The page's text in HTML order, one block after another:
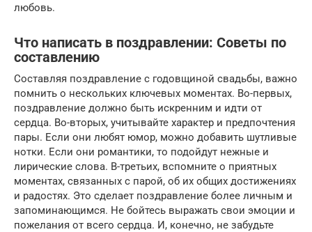
любовь.
Что написать в поздравлении: Советы по
составлению
Составляя поздравление с годовщиной свадьбы, важно
помнить о нескольких ключевых моментах. Во-первых,
поздравление должно быть искренним и идти от
сердца. Во-вторых, учитывайте характер и предпочтения
пары. Если они любят юмор, можно добавить шутливые
нотки. Если они романтики, то подойдут нежные и
лирические слова. В-третьих, вспомните о приятных
моментах, связанных с парой, об их общих достижениях
и радостях. Это сделает поздравление более личным и
запоминающимся. Не бойтесь выражать свои эмоции и
пожелания от всего сердца. И, конечно, не забудьте